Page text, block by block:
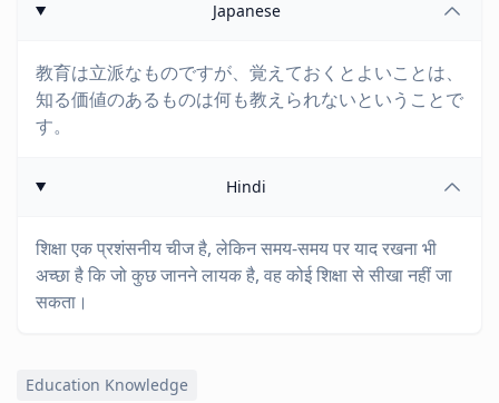
Japanese
教育は立派なものですが、覚えておくとよいことは、
知る価値のあるものは何も教えられないということで
す。
Hindi
शिक्षा एक प्रशंसनीय चीज है, लेकिन समय-समय पर याद रखना भी
अच्छा है कि जो कुछ जानने लायक है, वह कोई शिक्षा से सीखा नहीं जा
सकता।
Education Knowledge